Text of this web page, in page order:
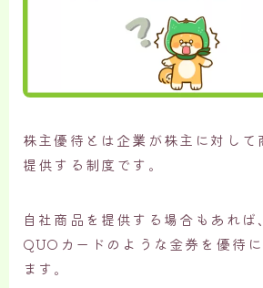
株主優待とは企業が株主に対して
提供する制度です。
自社商品を提供する場合もあれば
QUOカードのような金券を優待
ます。